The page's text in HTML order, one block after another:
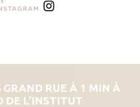
GRAND RUE À 1 MIN À
DE L’INSTITUT